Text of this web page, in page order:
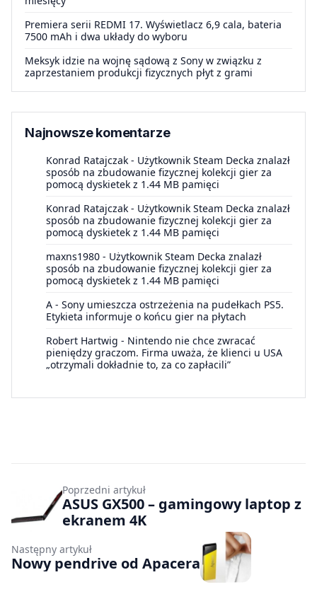
Premiera serii REDMI 17. Wyświetlacz 6,9 cala, bateria
7500 mAh i dwa układy do wyboru
Meksyk idzie na wojnę sądową z Sony w związku z
zaprzestaniem produkcji fizycznych płyt z grami
Najnowsze komentarze
Konrad Ratajczak - Użytkownik Steam Decka znalazł
sposób na zbudowanie fizycznej kolekcji gier za
pomocą dyskietek z 1.44 MB pamięci
Konrad Ratajczak - Użytkownik Steam Decka znalazł
sposób na zbudowanie fizycznej kolekcji gier za
pomocą dyskietek z 1.44 MB pamięci
maxns1980 - Użytkownik Steam Decka znalazł
sposób na zbudowanie fizycznej kolekcji gier za
pomocą dyskietek z 1.44 MB pamięci
A - Sony umieszcza ostrzeżenia na pudełkach PS5.
Etykieta informuje o końcu gier na płytach
Robert Hartwig - Nintendo nie chce zwracać
pieniędzy graczom. Firma uważa, że klienci u USA
„otrzymali dokładnie to, za co zapłacili”
Poprzedni artykuł
ASUS GX500 – gamingowy laptop z
ekranem 4K
Następny artykuł
Nowy pendrive od Apacera